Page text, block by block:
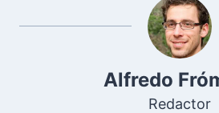
Alfredo
Redactor